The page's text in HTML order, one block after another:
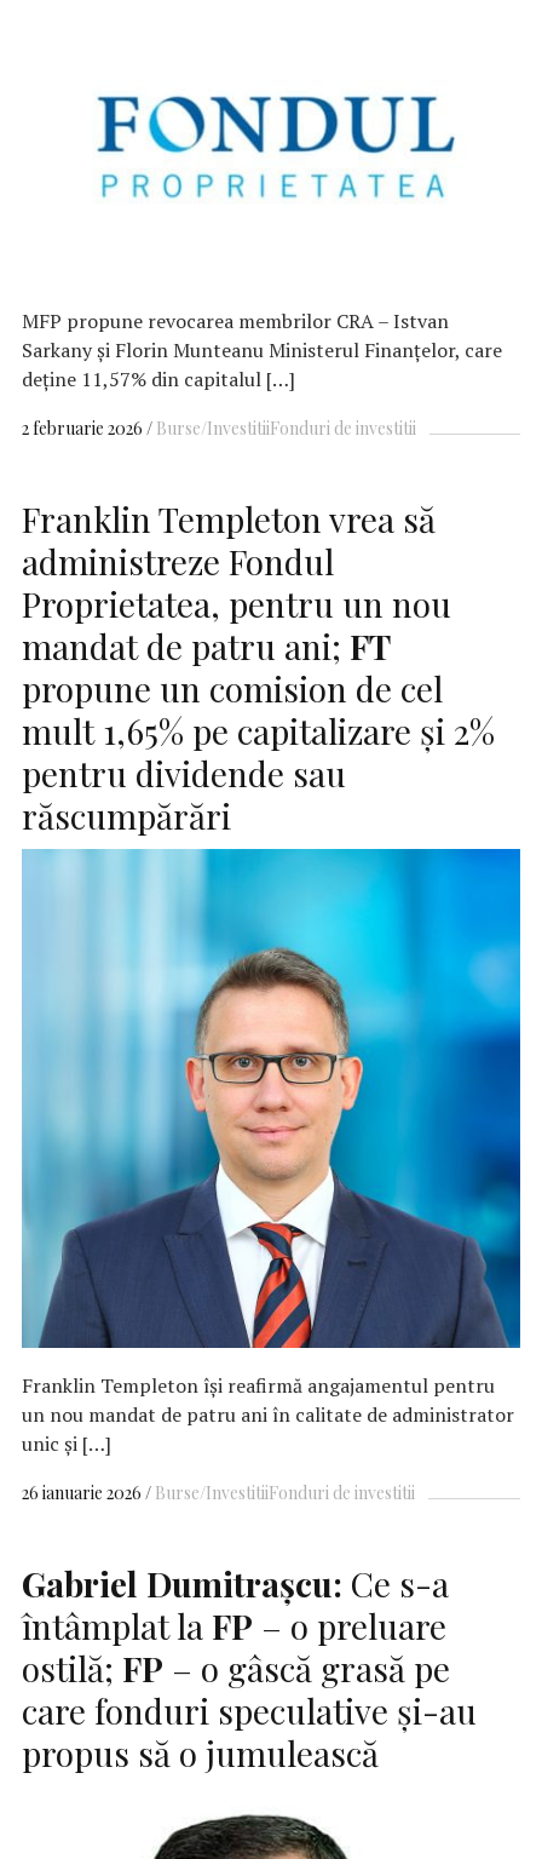
MFP propune revocarea membrilor CRA – Istvan
Sarkany și Florin Munteanu Ministerul Finanțelor, care
deține 11,57% din capitalul […]
2 februarie 2026 Burse/InvestitiiFonduri de investitii
Franklin Templeton vrea să
administreze Fondul
Proprietatea, pentru un nou
mandat de patru ani; FT
propune un comision de cel
mult 1,65% pe capitalizare și 2%
pentru dividende sau
răscumpărări
Franklin Templeton își reafirmă angajamentul pentru
un nou mandat de patru ani în calitate de administrator
unic și […]
26 ianuarie 2026 Burse/InvestitiiFonduri de investitii
Gabriel Dumitrașcu: Ce s-a
întâmplat la FP – o preluare
ostilă; FP – o gâscă grasă pe
care fonduri speculative și-au
propus să o jumulească